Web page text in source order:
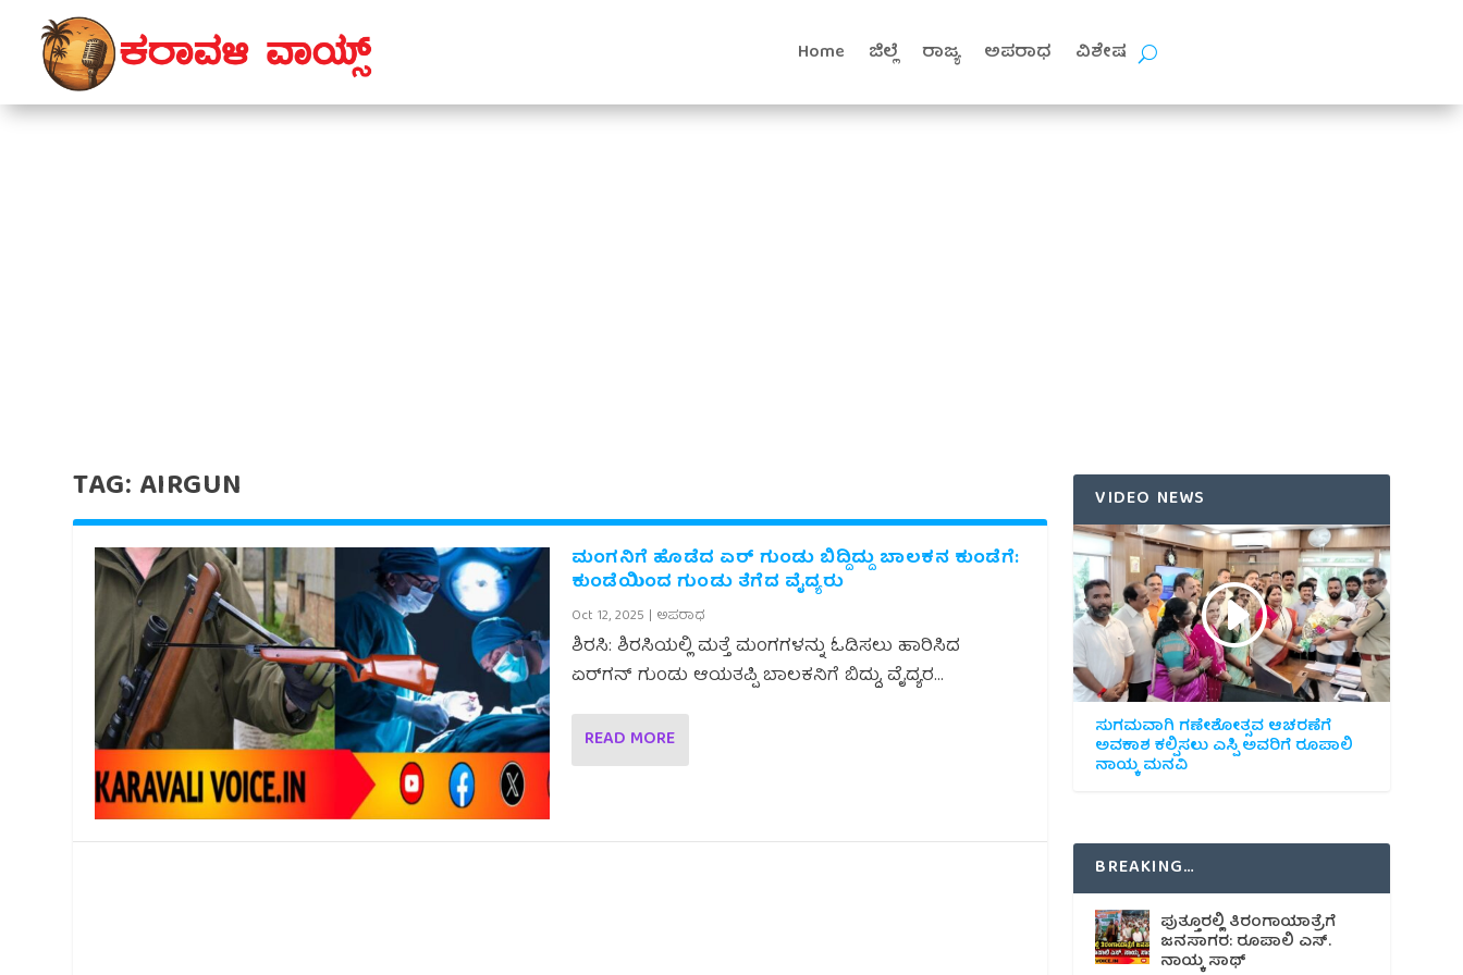
Home ಜಿಲ್ಲೆ ರಾಜ್ಯ ಅಪರಾಧ ವಿಶೇಷ
TAG: AIRGUN
ಮಂಗನಿಗೆ ಹೊಡೆದ ಏರ್ ಗುಂಡು ಬಿದ್ದಿದ್ದು ಬಾಲಕನ ಕುಂಡೆಗೆ:
ಕುಂಡೆಯಿಂದ ಗುಂಡು ತೆಗೆದ ವೈದ್ಯರು
Oct 12, 2025 | ಅಪರಾಧ
ಶಿರಸಿ: ಶಿರಸಿಯಲ್ಲಿ ಮತ್ತೆ ಮಂಗಗಳನ್ನು ಓಡಿಸಲು ಹಾರಿಸಿದ
ಏರ್‌ಗನ್ ಗುಂಡು ಆಯತಪ್ಪಿ ಬಾಲಕನಿಗೆ ಬಿದ್ದು, ವೈದ್ಯರ...
READ MORE
VIDEO NEWS
ಸುಗಮವಾಗಿ ಗಣೇಶೋತ್ಸವ ಆಚರಣೆಗೆ
ಅವಕಾಶ ಕಲ್ಪಿಸಲು ಎಸ್ಪಿ ಅವರಿಗೆ ರೂಪಾಲಿ
ನಾಯ್ಕ ಮನವಿ
BREAKING…
ಪುತ್ತೂರಲ್ಲಿ ತಿರಂಗಾಯಾತ್ರೆಗೆ
ಜನಸಾಗರ: ರೂಪಾಲಿ ಎಸ್.
ನಾಯ್ಕ ಸಾಥ್